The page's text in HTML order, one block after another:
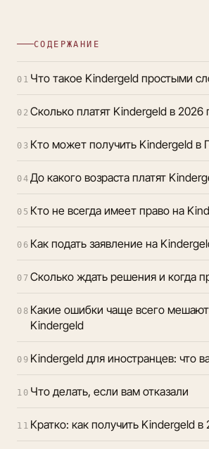
СОДЕРЖАНИЕ
01 Что такое Kindergeld простыми
02 Сколько платят Kindergeld в 2026
03 Кто может получить Kindergeld в
04 До какого возраста платят
05 Кто не всегда имеет право на
06 Как подать заявление на
07 Сколько ждать решения и когда
08 Какие ошибки чаще всего
Kindergeld
09 Kindergeld для иностранцев: что
10 Что делать, если вам отказали
11 Кратко: как получить Kindergeld в